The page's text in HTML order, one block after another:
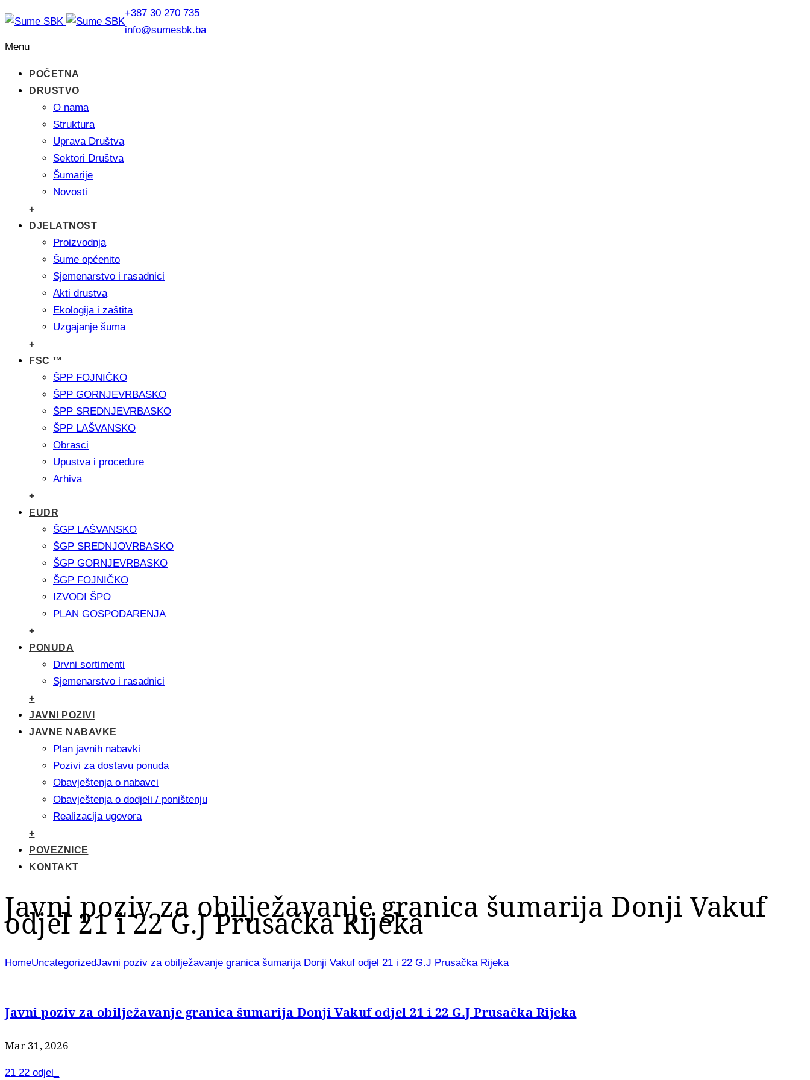
+387 30 270 735
info@sumesbk.ba
Menu
POČETNA
DRUSTVO
O nama
Struktura
Uprava Društva
Sektori Društva
Šumarije
Novosti
+
DJELATNOST
Proizvodnja
Šume općenito
Sjemenarstvo i rasadnici
Akti drustva
Ekologija i zaštita
Uzgajanje šuma
+
FSC ™
ŠPP FOJNIČKO
ŠPP GORNJEVRBASKO
ŠPP SREDNJEVRBASKO
ŠPP LAŠVANSKO
Obrasci
Upustva i procedure
Arhiva
+
EUDR
ŠGP LAŠVANSKO
ŠGP SREDNJOVRBASKO
ŠGP GORNJEVRBASKO
ŠGP FOJNIČKO
IZVODI ŠPO
PLAN GOSPODARENJA
+
PONUDA
Drvni sortimenti
Sjemenarstvo i rasadnici
+
JAVNI POZIVI
JAVNE NABAVKE
Plan javnih nabavki
Pozivi za dostavu ponuda
Obavještenja o nabavci
Obavještenja o dodjeli / poništenju
Realizacija ugovora
+
POVEZNICE
KONTAKT
Javni poziv za obilježavanje granica šumarija Donji Vakuf
odjel 21 i 22 G.J Prusačka Rijeka
HomeUncategorizedJavni poziv za obilježavanje granica šumarija Donji Vakuf odjel 21 i 22 G.J Prusačka Rijeka
Javni poziv za obilježavanje granica šumarija Donji Vakuf odjel 21 i 22 G.J Prusačka Rijeka
Mar 31, 2026
21 22 odjel_